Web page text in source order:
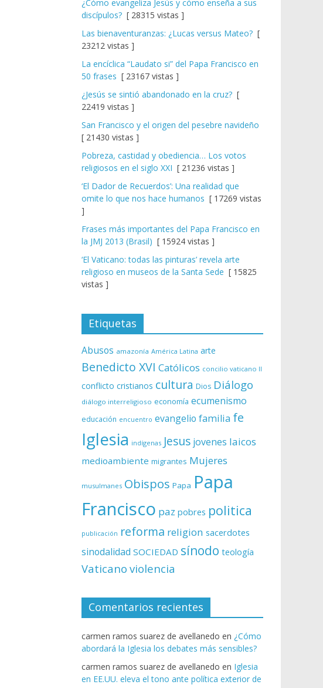
¿Cómo evangeliza Jesús y cómo enseña a sus
discípulos? [ 28315 vistas ]
Las bienaventuranzas: ¿Lucas versus Mateo? [
23212 vistas ]
La encíclica “Laudato si” del Papa Francisco en
50 frases [ 23167 vistas ]
¿Jesús se sintió abandonado en la cruz? [
22419 vistas ]
San Francisco y el origen del pesebre navideño
[ 21430 vistas ]
Pobreza, castidad y obediencia… Los votos
religiosos en el siglo XXI [ 21236 vistas ]
‘El Dador de Recuerdos’: Una realidad que
omite lo que nos hace humanos [ 17269 vistas
]
Frases más importantes del Papa Francisco en
la JMJ 2013 (Brasil) [ 15924 vistas ]
‘El Vaticano: todas las pinturas’ revela arte
religioso en museos de la Santa Sede [ 15825
vistas ]
Etiquetas
Abusos amazonía América Latina arte
Benedicto XVI Católicos concilio vaticano II
conflicto cristianos cultura Dios Diálogo
diálogo interreligioso economía ecumenismo
educación encuentro evangelio familia fe
Iglesia indígenas Jesus jovenes laicos
medioambiente migrantes Mujeres
musulmanes Obispos Papa Papa
Francisco paz pobres politica
publicación reforma religion sacerdotes
sinodalidad SOCIEDAD sínodo teología
Vaticano violencia
Comentarios recientes
carmen ramos suarez de avellanedo en ¿Cómo
abordará la Iglesia los debates más sensibles?
carmen ramos suarez de avellanedo en Iglesia
en EE.UU. eleva el tono ante política exterior de